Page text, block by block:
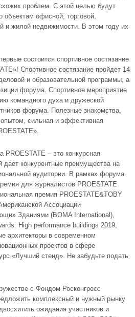
проблем. С этой целью будут
объектам офисной, торговой,
и жилой недвижимости. В этом году их
состоится спортивное состязание
Спортивное состязание пройдет 14
и образовательной программы, а
форума. Спортивное мероприятие
командного духа и дружеской
форума. Полезные знакомства,
сильная и эффективная
– это конкурсная
дает конкурентные преимущества на
аудитории. В рамках форума
для журналистов PROESTATE
премия PROESTATE&TOBY
Ассоциации
Зданиями (BOMA International),
High performance buildings 2019,
архитекторы в современном
проектов в сфере
«Лучший стенд». Не забудьте подать
с Фондом Росконгресс
комплексный и нужный рынку
ожидания участников и